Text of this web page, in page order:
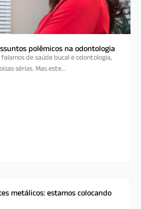
polêmicos na odontologia
de saúde bucal e odontologia,
sérias. Mas este...
metálicos: estamos colocando